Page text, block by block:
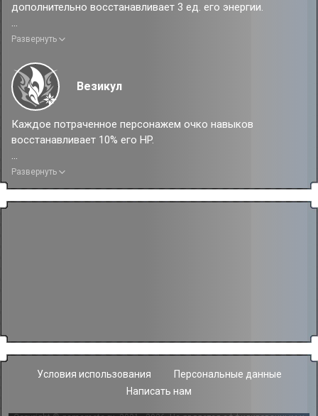
дополнительно восстанавливает 3 ед. его энергии.
Эффект от усиления
дополнительно восстанавливает 4 ед. его энергии.
Развернуть
Везикул
Каждое потраченное персонажем очко навыков
восстанавливает 10% его HP.
Эффект от усиления
Каждое потраченное персонажем очко навыков
восстанавливает 15% его HP.
Развернуть
Условия использования
Персональные данные
Написать нам